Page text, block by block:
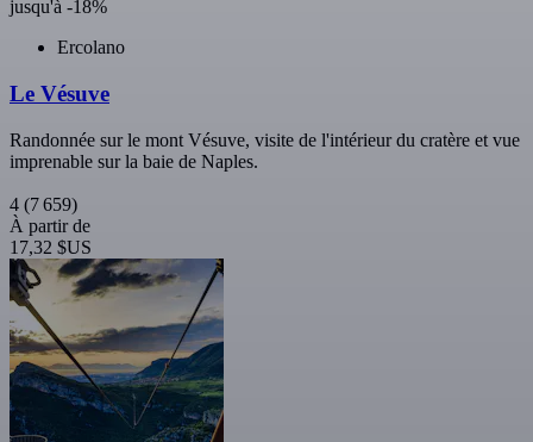
jusqu'à -18%
Ercolano
Le Vésuve
Randonnée sur le mont Vésuve, visite de l'intérieur du cratère et vue
imprenable sur la baie de Naples.
4 (7 659)
À partir de
17,32 $US